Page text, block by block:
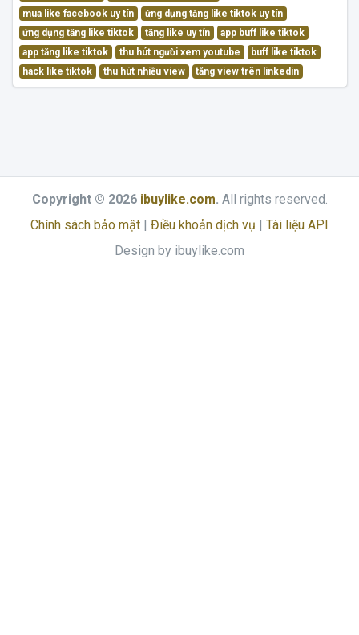
mua like facebook uy tín
ứng dụng tăng like tiktok uy tín
ứng dụng tăng like tiktok
tăng like uy tín
app buff like tiktok
app tăng like tiktok
thu hút người xem youtube
buff like tiktok
hack like tiktok
thu hút nhiều view tăng view trên linkedin
Copyright © 2026 ibuylike.com. All rights reserved.
Chính sách bảo mật | Điều khoản dịch vụ | Tài liệu API
Design by ibuylike.com